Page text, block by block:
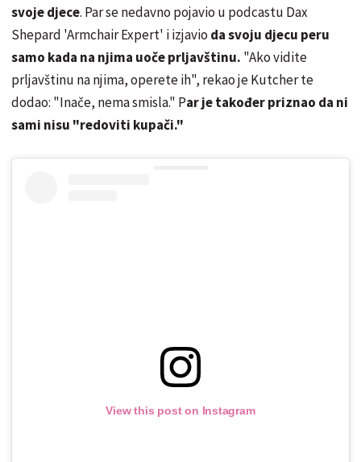
svoje djece. Par se nedavno pojavio u podcastu Dax
Shepard 'Armchair Expert' i izjavio da svoju djecu peru
samo kada na njima uoče prljavštinu. "Ako vidite
prljavštinu na njima, operete ih", rekao je Kutcher te
dodao: "Inače, nema smisla." Par je također priznao da ni
sami nisu "redoviti kupači."
View this post on Instagram